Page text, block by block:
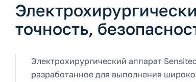
точность,
Электрохирургический аппарат
разработанное для выполнения